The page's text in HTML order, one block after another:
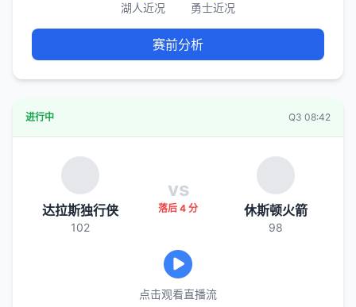
湖人近况 勇士近况
赛前分析
进行中 Q3 08:42
达拉斯独行侠
102
vs
落后 4 分 休斯顿火箭
98
点击观看直播流